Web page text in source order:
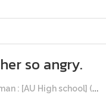
so angry.
(MarNor) Connor is so cute and he is mine.